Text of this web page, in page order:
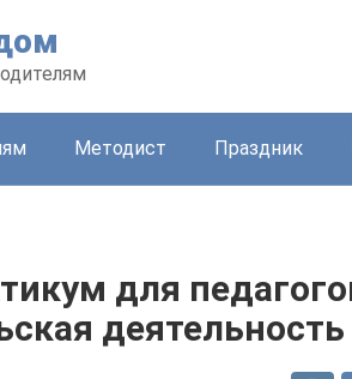
Методист Праздник
для